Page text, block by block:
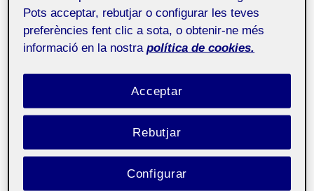
Google se niega a suprimir un enlace sarcástico contra
un político republicano en EE.UU. 26 de setembre de 2011
En 2003, el político republicano de los Estados Unidos
mismas. Entonces, un columnista propuso a los
internautas crear un neologismo a costa del apellido
del político que relaciona ‘Santorum’ con el sexo anal
de forma muy cruda con alusiones excrementicias.
Hoy, el enlace a este neologismo aparece en el p...
Pots acceptar, rebutjar o configurar les teves
preferències fent clic a sota, o obtenir-ne més
informació en la nostra política de cookies.
Rebutjar
Acceptar
Configurar